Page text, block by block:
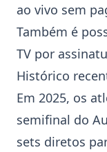
ao vivo sem
Também é
TV por
Histórico
Em 2025, os
semifinal do
sets diretos